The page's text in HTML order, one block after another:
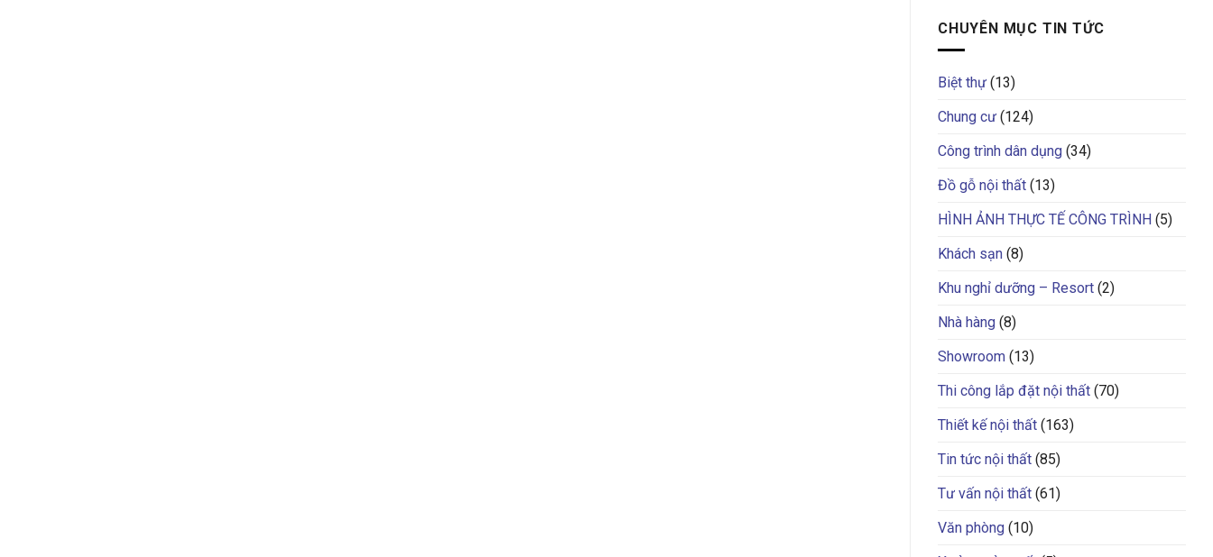
CHUYÊN MỤC TIN TỨC
Biệt thự (13)
Chung cư (124)
Công trình dân dụng (34)
Đồ gỗ nội thất (13)
HÌNH ẢNH THỰC TẾ CÔNG TRÌNH (5)
Khách sạn (8)
Khu nghỉ dưỡng – Resort (2)
Nhà hàng (8)
Showroom (13)
Thi công lắp đặt nội thất (70)
Thiết kế nội thất (163)
Tin tức nội thất (85)
Tư vấn nội thất (61)
Văn phòng (10)